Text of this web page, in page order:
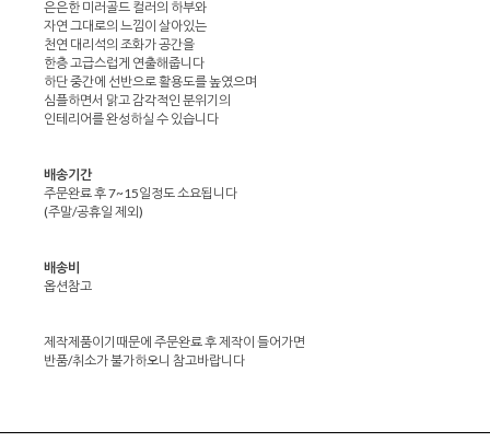
은은한 미러골드 컬러의 하부와
자연 그대로의 느낌이 살아있는
천연 대리석의 조화가 공간을
한층 고급스럽게 연출해줍니다
하단 중간에 선반으로 활용도를 높였으며
심플하면서 맑고 감각적인 분위기의
인테리어를 완성하실 수 있습니다
배송기간
주문완료 후 7~15일정도 소요됩니다
(주말/공휴일 제외)
배송비
옵션참고
제작제품이기때문에 주문완료 후 제작이 들어가면
반품/취소가 불가하오니 참고바랍니다